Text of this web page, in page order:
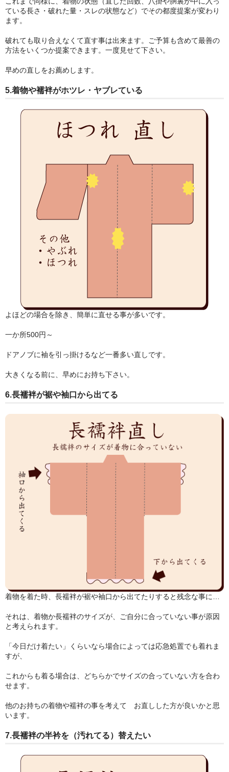
ている長さ・破れた量・スレの状態など）でその都度提案が変わり
ます。
破れても取り合えなくて直す事は出来ます。ご予算も含めて最善の
方法をいくつか提案できます。一度見せて下さい。
早めの直しをお薦めします。
5.着物や襦袢がホツレ・ヤブレている
よほどの場合を除き、簡単に直せる事が多いです。
一か所500円～
ドアノブに袖を引っ掛けるなど一番多い直しです。
大きくなる前に、早めにお持ち下さい。
6.長襦袢が裾や袖口から出てる
着物を着た時、長襦袢が裾や袖口から出てたりすると残念な事に…
それは、着物か長襦袢のサイズが、ご自分に合っていない事が原因
と考えられます。
「今日だけ着たい」くらいなら場合によっては応急処置でも着れま
すが、
これからも着る場合は、どちらかでサイズの合っていない方を合わ
せます。
他のお持ちの着物や襦袢の事を考えて お直しした方が良いかと思
います。
7.長襦袢の半衿を（汚れてる）替えたい